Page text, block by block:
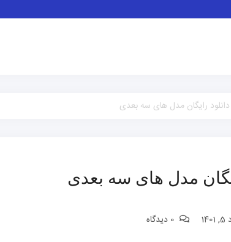
رایگان مدل های سه بعدی
مدل های سه بعدی